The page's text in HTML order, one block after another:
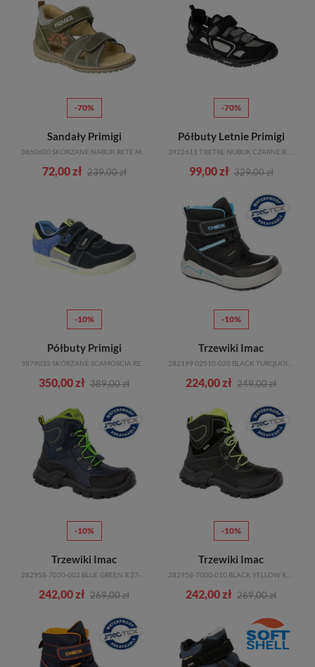
-70%
Sandały Primigi
72,00 zł 239,00 zł
-70%
Półbuty Letnie Primigi
99,00 zł 329,00 zł
-10%
Półbuty Primigi
350,00 zł 389,00 zł
-10%
Trzewiki Imac
224,00 zł 249,00 zł
-10%
Trzewiki Imac
282958-7030-002 BLUE GREEN R.27-35
242,00 zł 269,00 zł
-10%
Trzewiki Imac
242,00 zł 269,00 zł